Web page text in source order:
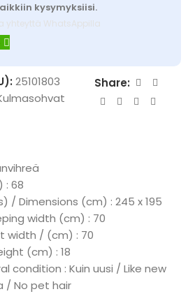
kysymyksiisi.
yhteyttä WhatsAppilla
25101803
Share:
: 68
/ Dimensions (cm) : 245 x 195
width (cm) : 70
width / (cm) : 70
(cm) : 18
condition : Kuin uusi / Like new
/ No pet hair